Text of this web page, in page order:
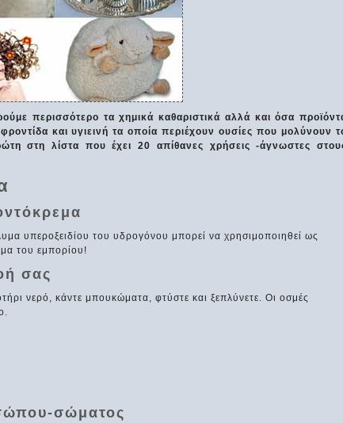
περισσότερο τα χημικά καθαριστικά αλλά και όσα
και υγιεινή τα οποία περιέχουν ουσίες που μολύνουν
στη λίστα που έχει 20 απίθανες χρήσεις -άγνωστες
υπεροξειδίου του υδρογόνου μπορεί να χρησιμοποιηθεί ως
του εμπορίου!
σας
νερό, κάντε μπουκώματα, φτύστε και ξεπλύνετε. Οι οσμές
σώματος